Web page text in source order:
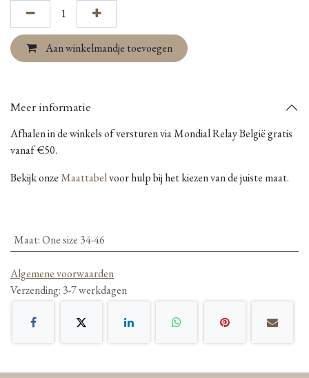
Aan winkelmandje toevoegen
Meer informatie
Afhalen in de winkels of versturen via Mondial Relay België gratis
vanaf €50.
Bekijk onzeMaattabelvoor hulp bij het kiezen van de juiste maat.
Maat:One size 34-46
Algemene voorwaarden
Verzending: 3-7 werkdagen